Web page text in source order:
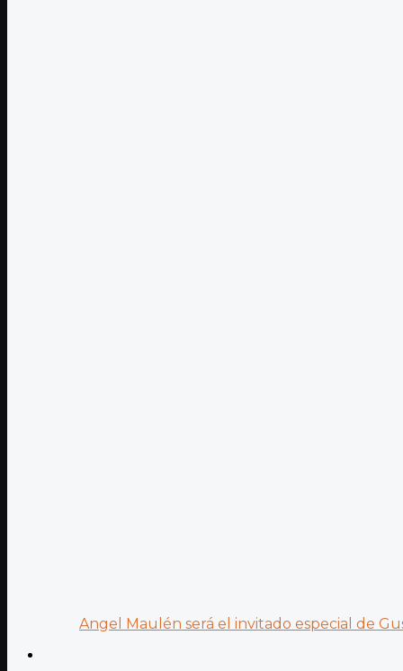
Angel Maulén será el invitado especial de